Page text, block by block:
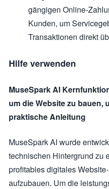
gängigen Online-
Kunden, um
Transaktionen direkt
Hilfe verwenden
MuseSpark AI
um die Website zu bauen,
praktische Anleitung
MuseSpark AI wurde
technischen Hintergrund zu
profitables digitales
aufzubauen. Um die